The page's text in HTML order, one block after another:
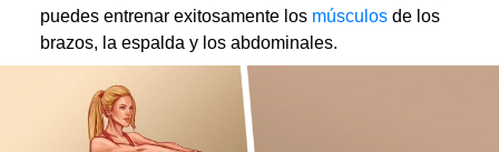
puedes entrenar exitosamente los músculos de los
brazos, la espalda y los abdominales.